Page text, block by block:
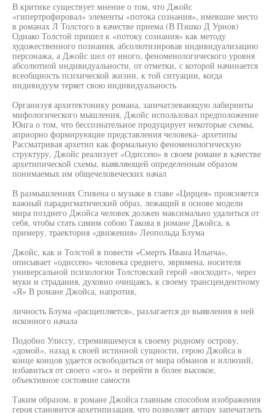
В критике существует мнение о том, что Джойс
«гипертрофировал» элементы «потока сознания», имевшие место
в романах Л Толстого в качестве приема (В Пэшко Д Урнов)
Однако Толстой пришел к «потоку сознания» как методу
художественного познания, абсолютизировав индивидуализацию
персонажа, а Джойс шел от иного, феноменологического уровня
абсолютной индивидуальности, от отметки, с которой начинается
всеобщность психической жизни, к той ситуации, когда
индивидуум теряет свою индивидуальность
Организуя архитектонику романа, запечатлевающую лабиринты
мифологического мышления, Джойс использовал предположение
Юнга о том, что бессознательное продуцирует некоторые схемы,
априорно формирующие представления человека- архетипы
Рассматривая архетип как формальную феноменологическую
структуру, Джойс реализует «Одиссею» в своем романе в качестве
архетипической схемы, выявляющей определенным образом
понимаемых им общечеловеческих начал
В размышлениях Стивена о музыке в главе «Цирцея» проясняется
важный парадигматический образ, лежащий в основе модели
мира позднего Джойса человек должен максимально удалиться от
себя, чтобы стать самим собою Такова в романе Джойса, к
примеру, траектория «движения» Леопольда Блума
Джойс, как и Толстой в повести «Смерть Ивана Ильича»,
описывает «одиссею» человека среднего, эвримена, носителя
универсальной психологии Толстовский герой «восходит», через
муки и страдания, духовно очищаясь, к своему трансцендентному
«Я» В романе Джойса, напротив,
личность Блума «расщепляется», разлагается до выявления в ней
исконного начала
Подобно Улиссу, стремившемуся к своему родному острову,
«домой», назад к своей истинной сущности, герою Джойса в
конце концов удается освободиться от мира обманов и иллюзий,
избавиться от своего «эго» и перейти в более высокое,
объективное состояние самости
Таким образом, в романе Джойса главным способом изображения
героя становится архетипизация, что позволяет автору запечатлеть